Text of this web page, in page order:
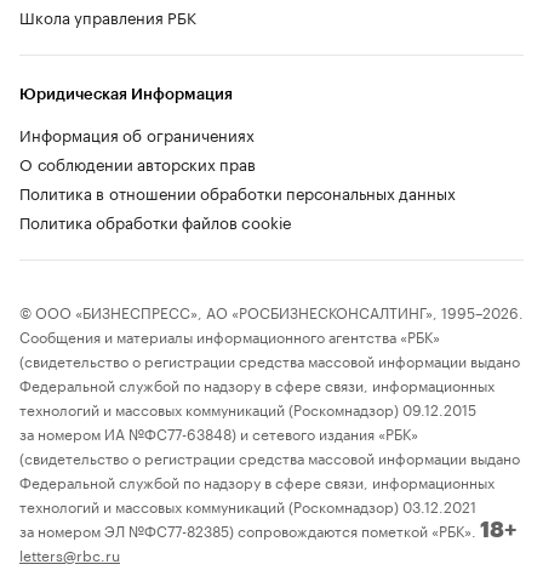
Школа управления РБК
Юридическая Информация
Информация об ограничениях
О соблюдении авторских прав
Политика в отношении обработки персональных данных
Политика обработки файлов cookie
© ООО «БИЗНЕСПРЕСС», АО «РОСБИЗНЕСКОНСАЛТИНГ», 1995–2026.
Сообщения и материалы информационного агентства «РБК»
(свидетельство о регистрации средства массовой информации выдано
Федеральной службой по надзору в сфере связи, информационных
технологий и массовых коммуникаций (Роскомнадзор) 09.12.2015
за номером ИА №ФС77-63848) и сетевого издания «РБК»
(свидетельство о регистрации средства массовой информации выдано
Федеральной службой по надзору в сфере связи, информационных
технологий и массовых коммуникаций (Роскомнадзор) 03.12.2021
за номером ЭЛ №ФС77-82385) сопровождаются пометкой «РБК». 18+
letters@rbc.ru